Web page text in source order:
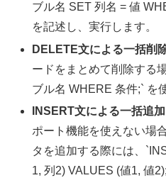
ブル名 SET 列名 = 値
を記述し、実行します。
DELETE文による一括削
ードをまとめて削除する
ブル名 WHERE 条件;` を
INSERT文による一括追
ポート機能を使えない場
タを追加する際には、
1, 列2) VALUES (値1, 値